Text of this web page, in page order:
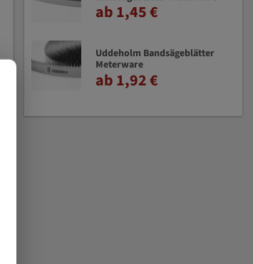
ab 1,45 €
Uddeholm Bandsägeblätter
Meterware
ab 1,92 €